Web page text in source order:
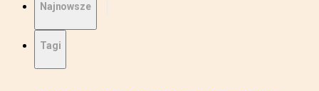
Najnowsze
Tagi